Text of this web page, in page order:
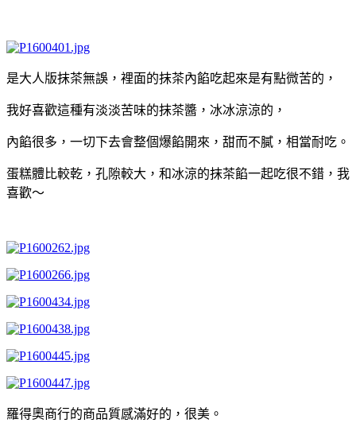
是大人版抹茶無誤，裡面的抹茶內餡吃起來是有點微苦的，
我好喜歡這種有淡淡苦味的抹茶醬，冰冰涼涼的，
內餡很多，一切下去會整個爆餡開來，甜而不膩，相當耐吃。
蛋糕體比較乾，孔隙較大，和冰涼的抹茶餡一起吃很不錯，我
喜歡～
羅得奧商行的商品質感滿好的，很美。